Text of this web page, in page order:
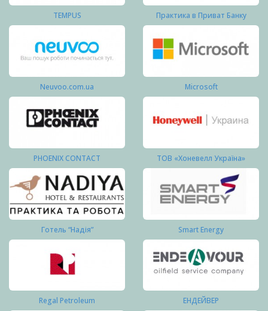
TEMPUS Практика в Приват Банку
Neuvoo.com.ua Microsoft
PHOENIX CONTACT ТОВ «Хоневелл Україна»
Готель “Надія” Smart Energy
Regal Petroleum ЕНДЕЙВЕР